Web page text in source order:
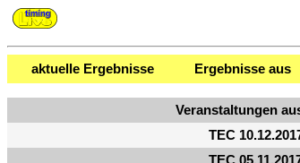
aktuelle Ergebnisse Ergebnisse aus
Veranstaltungen
TEC
TEC